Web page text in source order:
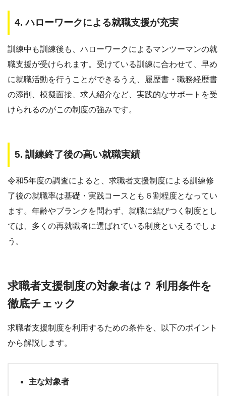
4. ハローワークによる就職支援が充実
訓練中も訓練後も、ハローワークによるマンツーマンの就
職支援が受けられます。受けている訓練に合わせて、早め
に就職活動を行うことができるうえ、履歴書・職務経歴書
の添削、模擬面接、求人紹介など、実践的なサポートを受
けられるのがこの制度の強みです。
5. 訓練終了後の高い就職実績
令和5年度の調査によると、求職者支援制度による訓練修
了後の就職率は基礎・実践コースとも６割程度となってい
ます。年齢やブランクを問わず、就職に結びつく制度とし
ては、多くの再就職者に選ばれている制度といえるでしょ
う。
求職者支援制度の対象者は？ 利用条件を
徹底チェック
求職者支援制度を利用するための条件を、以下のポイント
から解説します。
主な対象者